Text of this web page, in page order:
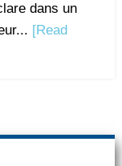
dans un
[Read